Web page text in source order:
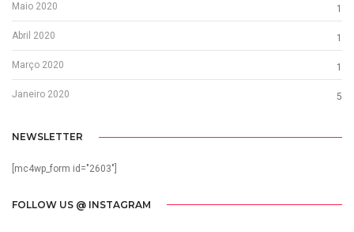
Maio 2020 1
Abril 2020 1
Março 2020 1
Janeiro 2020 5
NEWSLETTER
[mc4wp_form id="2603"]
FOLLOW US @ INSTAGRAM